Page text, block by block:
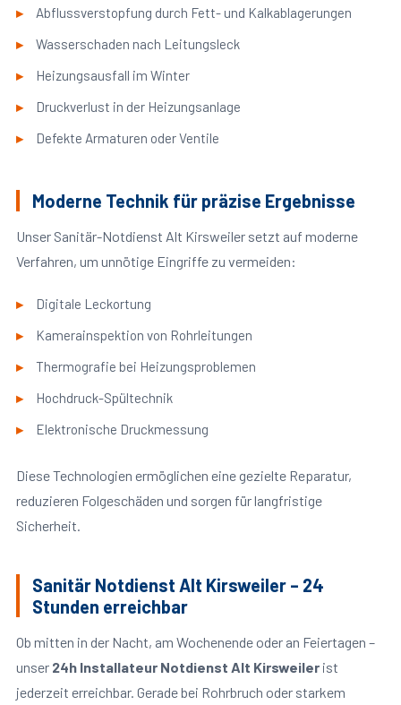
Abflussverstopfung durch Fett- und Kalkablagerungen
Wasserschaden nach Leitungsleck
Heizungsausfall im Winter
Druckverlust in der Heizungsanlage
Defekte Armaturen oder Ventile
Moderne Technik für präzise Ergebnisse
Unser Sanitär-Notdienst Alt Kirsweiler setzt auf moderne
Verfahren, um unnötige Eingriffe zu vermeiden:
Digitale Leckortung
Kamerainspektion von Rohrleitungen
Thermografie bei Heizungsproblemen
Hochdruck-Spültechnik
Elektronische Druckmessung
Diese Technologien ermöglichen eine gezielte Reparatur,
reduzieren Folgeschäden und sorgen für langfristige
Sicherheit.
Sanitär Notdienst Alt Kirsweiler – 24
Stunden erreichbar
Ob mitten in der Nacht, am Wochenende oder an Feiertagen –
unser 24h Installateur Notdienst Alt Kirsweilerist
jederzeit erreichbar. Gerade bei Rohrbruch oder starkem